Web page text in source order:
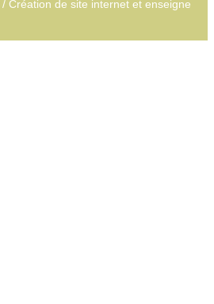
/ Création de site internet et enseigne